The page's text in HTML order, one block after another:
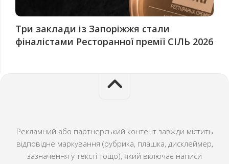
Три заклади із Запоріжжя стали
фіналістами Ресторанної премії СІЛЬ 2026
Рекламний або партнерський контент завжди містить
відповідне маркування (рубрика, плашка, дисклеймер,
зазначення у тексті тощо), який включає написи